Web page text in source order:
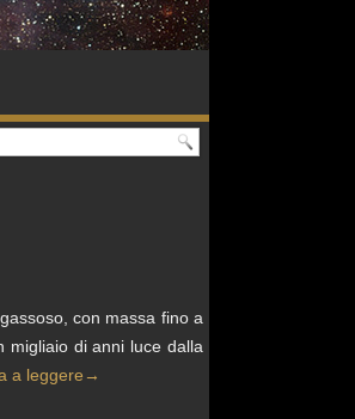
con massa fino a
migliaio di anni luce dalla
a leggere →